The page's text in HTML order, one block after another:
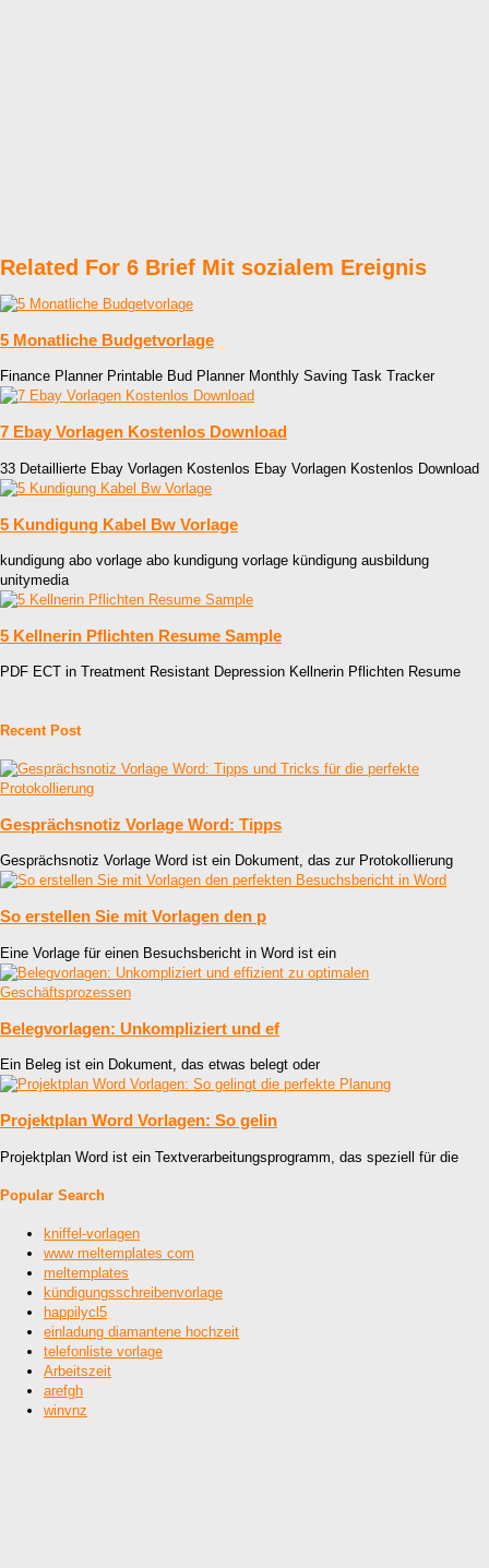
Related For 6 Brief Mit sozialem Ereignis
5 Monatliche Budgetvorlage
Finance Planner Printable Bud Planner Monthly Saving Task Tracker
7 Ebay Vorlagen Kostenlos Download
33 Detaillierte Ebay Vorlagen Kostenlos Ebay Vorlagen Kostenlos Download
5 Kundigung Kabel Bw Vorlage
kundigung abo vorlage abo kundigung vorlage kündigung ausbildung
unitymedia
5 Kellnerin Pflichten Resume Sample
PDF ECT in Treatment Resistant Depression Kellnerin Pflichten Resume
Recent Post
Gesprächsnotiz Vorlage Word: Tipps
Gesprächsnotiz Vorlage Word ist ein Dokument, das zur Protokollierung
So erstellen Sie mit Vorlagen den p
Eine Vorlage für einen Besuchsbericht in Word ist ein
Belegvorlagen: Unkompliziert und ef
Ein Beleg ist ein Dokument, das etwas belegt oder
Projektplan Word Vorlagen: So gelin
Projektplan Word ist ein Textverarbeitungsprogramm, das speziell für die
Popular Search
kniffel-vorlagen
www meltemplates com
meltemplates
kündigungsschreibenvorlage
happilycl5
einladung diamantene hochzeit
telefonliste vorlage
Arbeitszeit
arefgh
winvnz